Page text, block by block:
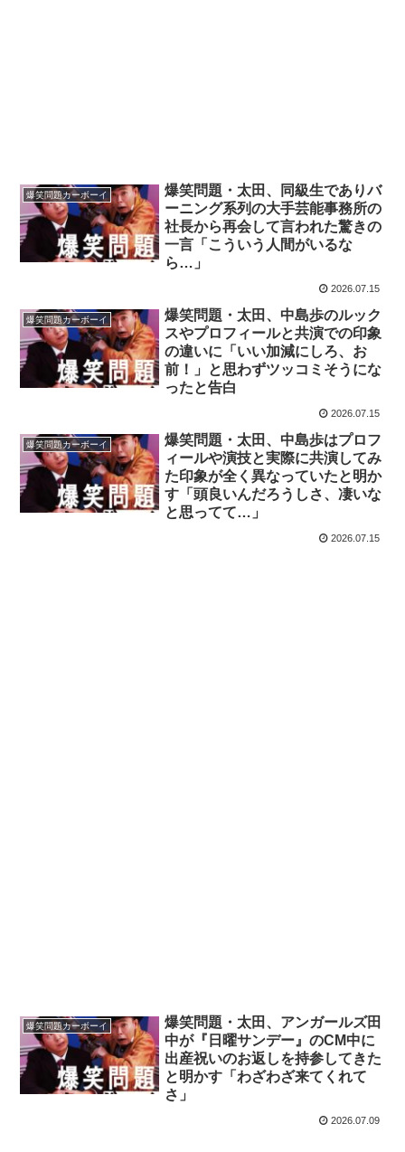
爆笑問題カーボーイ
爆笑問題・太田、同級生でありバ
ーニング系列の大手芸能事務所の
社長から再会して言われた驚きの
一言「こういう人間がいるな
ら…」
2026.07.15
爆笑問題カーボーイ
爆笑問題・太田、中島歩のルック
スやプロフィールと共演での印象
の違いに「いい加減にしろ、お
前！」と思わずツッコミそうにな
ったと告白
2026.07.15
爆笑問題カーボーイ
爆笑問題・太田、中島歩はプロフ
ィールや演技と実際に共演してみ
た印象が全く異なっていたと明か
す「頭良いんだろうしさ、凄いな
と思ってて…」
2026.07.15
爆笑問題カーボーイ
爆笑問題・太田、アンガールズ田
中が『日曜サンデー』のCM中に
出産祝いのお返しを持参してきた
と明かす「わざわざ来てくれて
さ」
2026.07.09